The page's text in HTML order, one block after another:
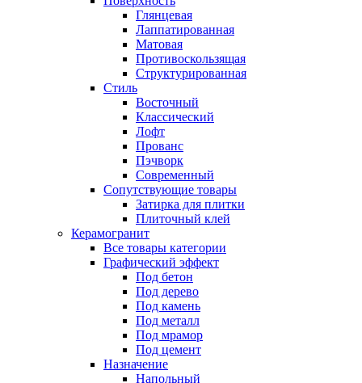
Глянцевая
Лаппатированная
Матовая
Противоскользящая
Структурированная
Стиль
Восточный
Классический
Лофт
Прованс
Пэчворк
Современный
Сопутствующие товары
Затирка для плитки
Плиточный клей
Керамогранит
Все товары категории
Графический эффект
Под бетон
Под дерево
Под камень
Под металл
Под мрамор
Под цемент
Назначение
Напольный